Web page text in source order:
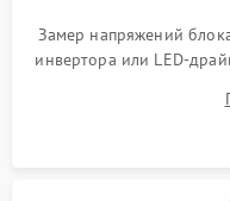
Поломка системы защиты
Замер напряжений
инвертора или LED-
питания скалера и